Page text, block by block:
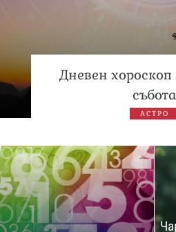
Дневен хороскоп
събота
АСТРО